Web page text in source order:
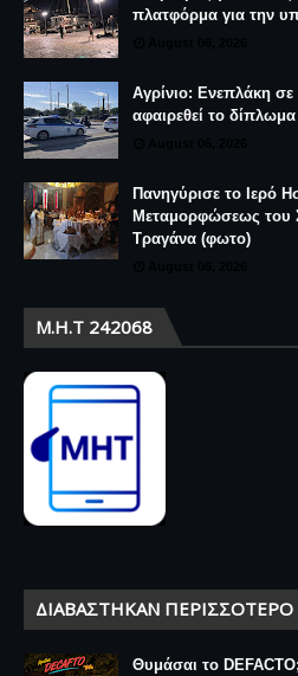
πλατφόρμα για την
Αγρίνιο: Ενεπλάκη σε
αφαιρεθεί το
Πανηγύρισε το Ιερό
Μεταμορφώσεως του
Τραγάνα (φωτο)
Μ.Η.Τ 242068
ΔΙΑΒΆΣΤΗΚΑΝ ΠΕΡΙΣΣΌΤΕΡΟ
Θυμάσαι το